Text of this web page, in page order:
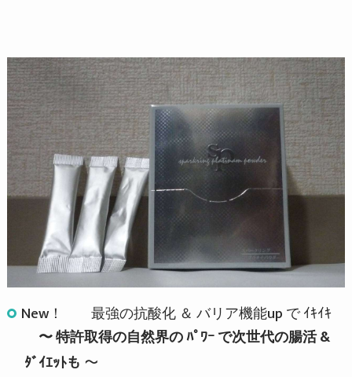
New！ 最強の抗酸化 ＆ バリア機能up で ｲｷｲｷ
〜 特許取得の自然界の ﾊﾟﾜｰ で次世代の腸活 &
ﾀﾞｲｴｯﾄも 〜